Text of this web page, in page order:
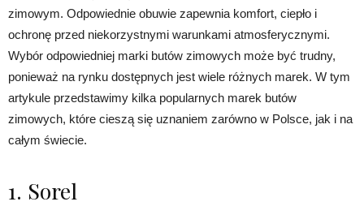
zimowym. Odpowiednie obuwie zapewnia komfort, ciepło i
ochronę przed niekorzystnymi warunkami atmosferycznymi.
Wybór odpowiedniej marki butów zimowych może być trudny,
ponieważ na rynku dostępnych jest wiele różnych marek. W tym
artykule przedstawimy kilka popularnych marek butów
zimowych, które cieszą się uznaniem zarówno w Polsce, jak i na
całym świecie.
1. Sorel